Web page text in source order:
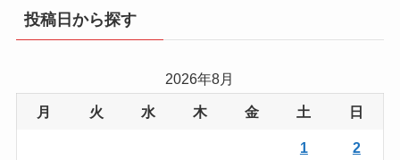
リ
ー
を
投稿日から探す
2026年8月
月 火 水 木 金 土 日
1 2